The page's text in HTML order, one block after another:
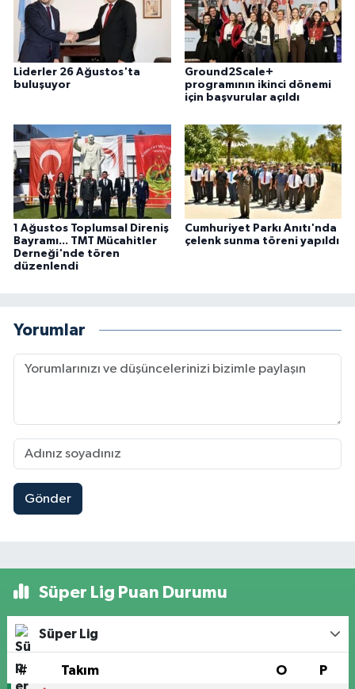
Liderler 26 Ağustos'ta
buluşuyor
Ground2Scale+
programının ikinci dönemi
için başvurular açıldı
1 Ağustos Toplumsal Direniş
Bayramı... TMT Mücahitler
Derneği'nde tören
düzenlendi
Cumhuriyet Parkı Anıtı'nda
çelenk sunma töreni yapıldı
Yorumlar
Gönder
Süper Lig Puan Durumu
Süper Lig
# Takım O P